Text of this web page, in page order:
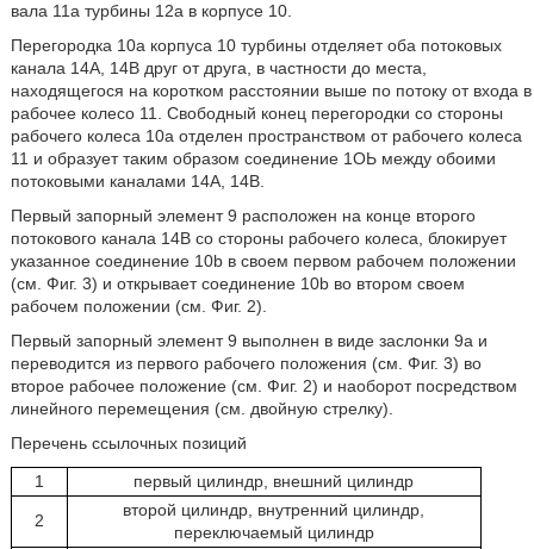
вала 11а турбины 12а в корпусе 10.
Перегородка 10а корпуса 10 турбины отделяет оба потоковых
канала 14А, 14В друг от друга, в частности до места,
находящегося на коротком расстоянии выше по потоку от входа в
рабочее колесо 11. Свободный конец перегородки со стороны
рабочего колеса 10а отделен пространством от рабочего колеса
11 и образует таким образом соединение 1ОЬ между обоими
потоковыми каналами 14А, 14В.
Первый запорный элемент 9 расположен на конце второго
потокового канала 14В со стороны рабочего колеса, блокирует
указанное соединение 10b в своем первом рабочем положении
(см. Фиг. 3) и открывает соединение 10b во втором своем
рабочем положении (см. Фиг. 2).
Первый запорный элемент 9 выполнен в виде заслонки 9а и
переводится из первого рабочего положения (см. Фиг. 3) во
второе рабочее положение (см. Фиг. 2) и наоборот посредством
линейного перемещения (см. двойную стрелку).
Перечень ссылочных позиций
1
первый цилиндр, внешний цилиндр
2
второй цилиндр, внутренний цилиндр,
переключаемый цилиндр